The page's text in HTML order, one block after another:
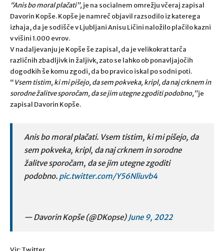
“Anis bo moral plačati”,je na socialnem omrežju včeraj zapisal
Davorin Kopše. Kopše je namreč objavil razsodilo iz katerega
izhaja, da je sodišče v Ljubljani Anisu Ličini naložilo plačilo kazni
v višini 1.000 evrov.
V nadaljevanju je Kopše še zapisal, da je velikokrat tarča
različnih zbadljivk in žaljivk, zato se lahko ob ponavljajočih
dogodkih še komu zgodi, da bo pravico iskal po sodni poti.
“Vsem tistim, ki mi pišejo, da sem pokveka, kripl, da naj crknem in
sorodne žalitve sporočam, da se jim utegne zgoditi podobno,”je
zapisal Davorin Kopše.
Anis bo moral plačati. Vsem tistim, ki mi pišejo, da
sem pokveka, kripl, da naj crknem in sorodne
žalitve sporočam, da se jim utegne zgoditi
podobno. pic.twitter.com/Y56Nliuvb4
— Davorin Kopše (@DKopse)June 9, 2022